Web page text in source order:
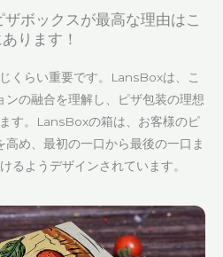
ボックスが最高な理由はこ
ります！
くらい重要です。LansBoxは、こ
の融合を理解し、ピザ包装の理想
す。LansBoxの箱は、お客様のピ
め、最初の一口から最後の一口ま
るようデザインされています。